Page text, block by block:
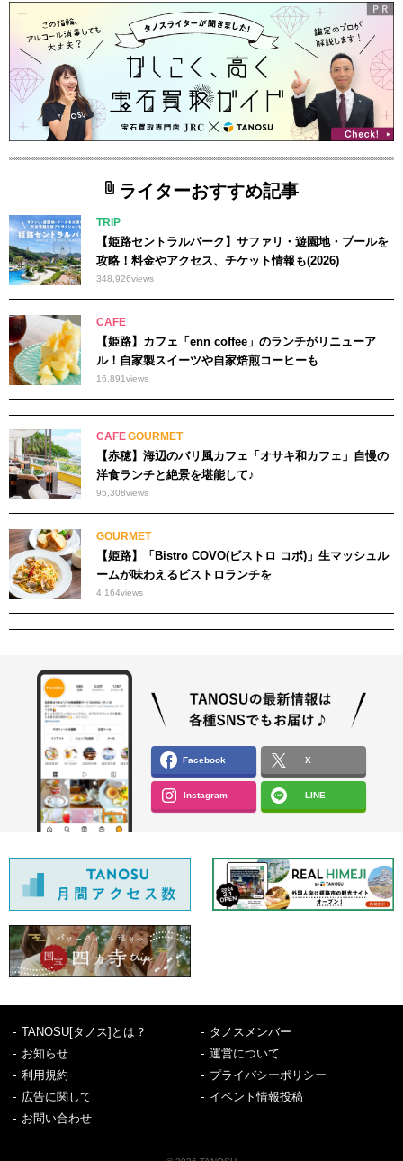
ライターおすすめ記事
TRIP
【姫路セントラルパーク】サファリ・遊園地・プールを
攻略！料金やアクセス、チケット情報も(2026)
348,926views
CAFE
【姫路】カフェ「enn coffee」のランチがリニューア
ル！自家製スイーツや自家焙煎コーヒーも
16,891views
CAFEGOURMET
【赤穂】海辺のバリ風カフェ「オサキ和カフェ」自慢の
洋食ランチと絶景を堪能して♪
95,308views
GOURMET
【姫路】「Bistro COVO(ビストロ コボ)」生マッシュル
ームが味わえるビストロランチを
4,164views
Facebook X
Instagram LINE
TANOSU[タノス]とは？
タノスメンバー
お知らせ
運営について
利用規約
プライバシーポリシー
広告に関して
イベント情報投稿
お問い合わせ